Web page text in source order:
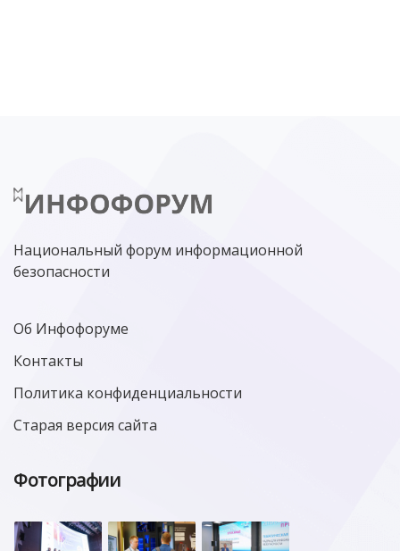
Национальный форум информационной
безопасности
Об Инфофоруме
Контакты
Политика конфиденциальности
Старая версия сайта
Фотографии